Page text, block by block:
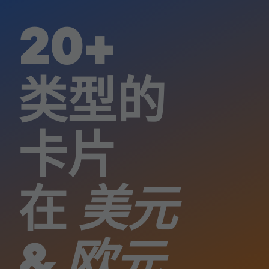
20+
类型的
卡片
在 美元